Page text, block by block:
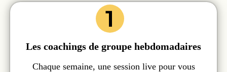
Les coachings de groupe hebdomadaires
Chaque semaine, une session live pour vous